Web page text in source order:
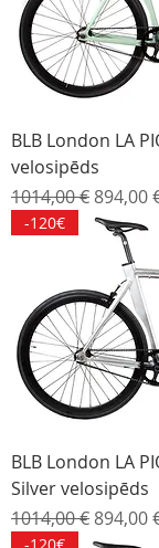
BLB London LA
velosipēds
Parastā cena
1014,00 € 894,00
-120€
BLB London LA
Silver velosipēds
Parastā cena
1014,00 € 894,00